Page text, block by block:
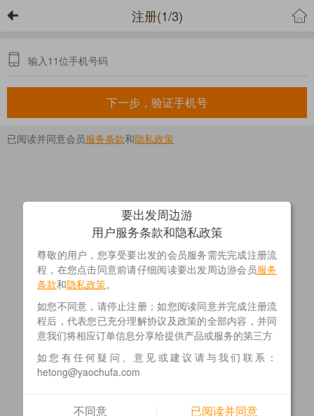
注册(1/3)
下一步，验证手机号
已阅读并同意会员服务条款和 隐私政策
要出发周边游
用户服务条款和隐私政策
尊敬的用户，您享受要出发的会员服务需先完成注册流
程，在您点击同意前请仔细阅读要出发周边游会员服务
条款和隐私政策。
如您不同意，请停止注册；如您阅读同意并完成注册流
程后，代表您已充分理解协议及政策的全部内容，并同
意我们将相应订单信息分享给提供产品或服务的第三方
如您有任何疑问、意见或建议请与我们联系：
hetong@yaochufa.com
不同意 已阅读并同意